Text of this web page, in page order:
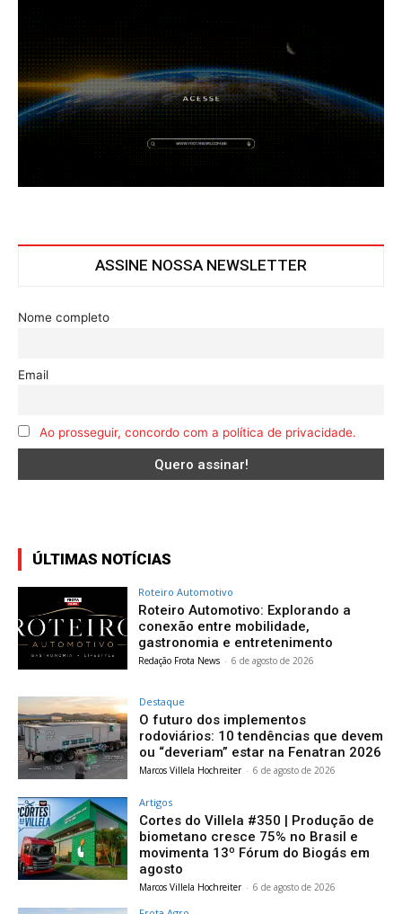
ASSINE NOSSA NEWSLETTER
Nome completo
Email
Ao prosseguir, concordo com a política de privacidade.
ÚLTIMAS NOTÍCIAS
Roteiro Automotivo
Roteiro Automotivo: Explorando a
conexão entre mobilidade,
gastronomia e entretenimento
Redação Frota News - 6 de agosto de 2026
Destaque
O futuro dos implementos
rodoviários: 10 tendências que devem
ou “deveriam” estar na Fenatran 2026
Marcos Villela Hochreiter - 6 de agosto de 2026
Artigos
Cortes do Villela #350 | Produção de
biometano cresce 75% no Brasil e
movimenta 13º Fórum do Biogás em
agosto
Marcos Villela Hochreiter - 6 de agosto de 2026